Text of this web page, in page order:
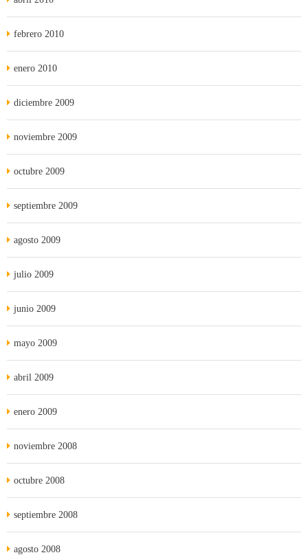
febrero 2010
enero 2010
diciembre 2009
noviembre 2009
octubre 2009
septiembre 2009
agosto 2009
julio 2009
junio 2009
mayo 2009
abril 2009
enero 2009
noviembre 2008
octubre 2008
septiembre 2008
agosto 2008